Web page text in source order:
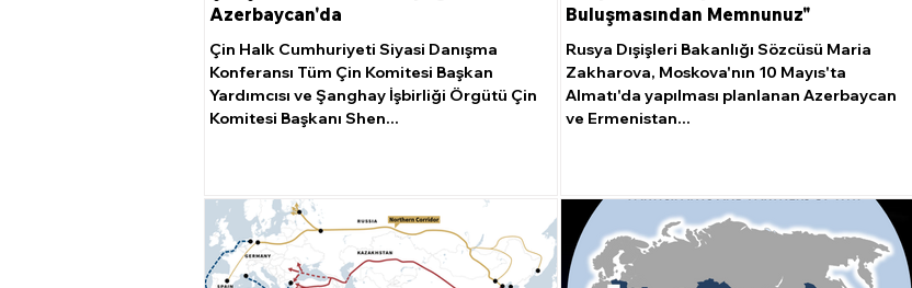
Azerbaycan'da
Çin Halk Cumhuriyeti Siyasi Danışma
Konferansı Tüm Çin Komitesi Başkan
Yardımcısı ve Şanghay İşbirliği Örgütü Çin
Komitesi Başkanı Shen...
Buluşmasından Memnunuz"
Rusya Dışişleri Bakanlığı Sözcüsü Maria
Zakharova, Moskova'nın 10 Mayıs'ta
Almatı'da yapılması planlanan Azerbaycan
ve Ermenistan...